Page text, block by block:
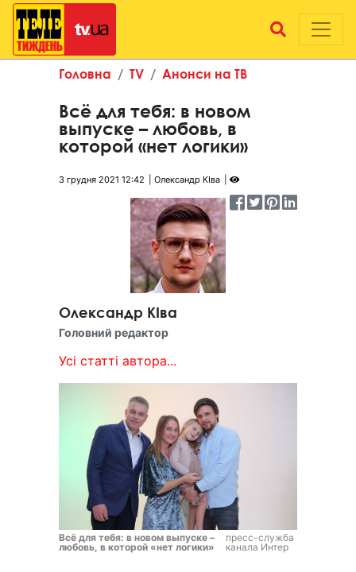
Головна TV Анонси на ТВ
Всё для тебя: в новом
выпуске – любовь, в
которой «нет логики»
3 грудня 2021 12:42 Олександр КІва
Олександр КІва
Головний редактор
Усі статті автора...
Всё для тебя: в новом выпуске –
любовь, в которой «нет логики»
пресс-служба
канала Интер